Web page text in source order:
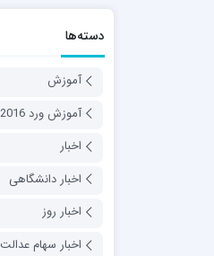
دسته‌ها
آموزش
آموزش ورد 2016
اخبار
اخبار دانشگاهی
اخبار روز
اخبار سهام عدالت